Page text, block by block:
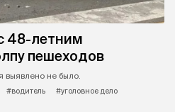
48-летним
пешеходов
выявлено не было.
#водитель
#уголовное дело